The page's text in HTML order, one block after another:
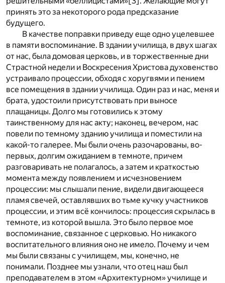
принять это за некоторого рода предсказание
будущего.
В качестве поправки приведу еще одно уцелевшее
в памяти воспоминание. В здании училища, в двух шагах
от нас, была домовая церковь, и в торжественные дни
Страстной недели и Воскресения Христова духовенство
устраивало процессии, обходя с хоругвями и пением
все помещения в здании училища. Один раз и нас, меня и
брата, удостоили присутствовать при выносе
плащаницы. Долго мы готовились к этому
таинственному для нас акту; наконец, вечером, нас
повели по темному зданию училища и поместили на
какой-то галерее. Мы были очень разочарованы, во-
первых, долгим ожиданием в темноте, причем
разговаривать не полагалось, а затем и краткостью
момента между появлением и исчезновением
процессии: мы слышали пение, видели двигающееся
пламя свечей, оставлявших во тьме кучку участников
процессии, и этим всё кончилось: процессия скрылась в
темноте, из которой вышла. Это было первое мое
воспоминание, связанное с церковью. Но никакого
воспитательного влияния оно не имело. Почему и чем
мы были связаны с училищем, мы, конечно, не
понимали. Позднее мы узнали, что отец наш был
преподавателем в этом «Архитектурном» училище и